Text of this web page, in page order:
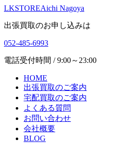
LKSTOREAichi Nagoya
出張買取のお申し込みは
052-485-6993
電話受付時間 / 9:00～23:00
HOME
出張買取のご案内
宅配買取のご案内
よくある質問
お問い合わせ
会社概要
BLOG